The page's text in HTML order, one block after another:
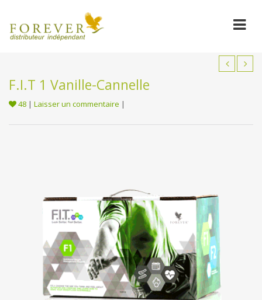
F.I.T 1 Vanille-Cannelle
48 | Laisser un commentaire |